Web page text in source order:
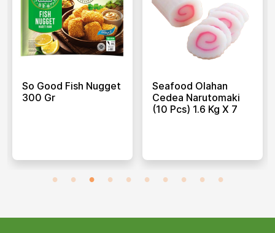
So Good Fish Nugget
300 Gr
Seafood Olahan
Cedea Narutomaki
(10 Pcs) 1.6 Kg X 7